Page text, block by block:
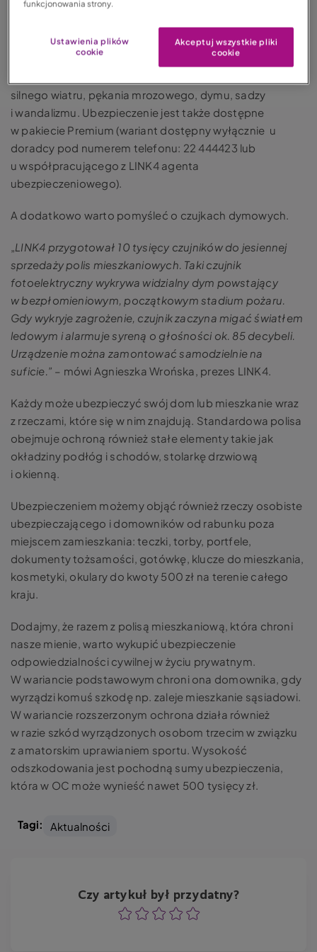
Dlatego też warto pomyśleć o ubezpieczeniu mieszkania
bądź domu.Produkt LINK4 DOM obejmuje m.in.
ubezpieczenie od zdarzeń losowych. W wariancie
podstawowym chroni w razie wystąpienia 23 zdarzeń m.
silnego wiatru, pękania mrozowego, dymu, sadzy
i wandalizmu. Ubezpieczenie jest także dostępne
w pakiecie Premium (wariant dostępny wyłącznie u
doradcy pod numerem telefonu: 22 444423 lub
u współpracującego z LINK4 agenta
ubezpieczeniowego).
A dodatkowo warto pomyśleć o czujkach dymowych.
„LINK4 przygotował 10 tysięcy czujników do jesiennej
sprzedaży polis mieszkaniowych. Taki czujnik
fotoelektryczny wykrywa widzialny dym powstający
w bezpłomieniowym, początkowym stadium pożaru.
Gdy wykryje zagrożenie, czujnik zaczyna migać światłem
ledowym i alarmuje syreną o głośności ok. 85 decybeli.
Urządzenie można zamontować samodzielnie na
suficie.” – mówi Agnieszka Wrońska, prezes LINK4.
Każdy może ubezpieczyć swój dom lub mieszkanie wraz
z rzeczami, które się w nim znajdują. Standardowa polisa
obejmuje ochroną również stałe elementy takie jak
okładziny podłóg i schodów, stolarkę drzwiową
i okienną.
Ubezpieczeniem możemy objąć również rzeczy osobiste
ubezpieczającego i domowników od rabunku poza
miejscem zamieszkania: teczki, torby, portfele,
dokumenty tożsamości, gotówkę, klucze do mieszkania,
kosmetyki, okulary do kwoty 500 zł na terenie całego
kraju.
Dodajmy, że razem z polisą mieszkaniową, która chroni
nasze mienie, warto wykupić ubezpieczenie
odpowiedzialności cywilnej w życiu prywatnym.
W wariancie podstawowym chroni ona domownika, gdy
wyrządzi komuś szkodę np. zaleje mieszkanie sąsiadowi.
W wariancie rozszerzonym ochrona działa również
w razie szkód wyrządzonych osobom trzecim w związku
z amatorskim uprawianiem sportu. Wysokość
odszkodowania jest pochodną sumy ubezpieczenia,
która w OC może wynieść nawet 500 tysięcy zł.
Tagi: Aktualności
Czy artykuł był przydatny?
OcenaOcenaOcena
OcenaOcena
funkcjonowania strony.
Ustawienia plików
cookie
Akceptuj wszystkie pliki
cookie